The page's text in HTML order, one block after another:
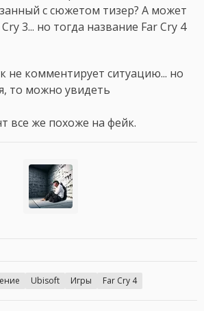
с сюжетом тизер? А может
3... но тогда название Far Cry 4
не комментирует ситуацию... но
то можно увидеть
все же похоже на фейк.
Ubisoft Игры Far Cry 4